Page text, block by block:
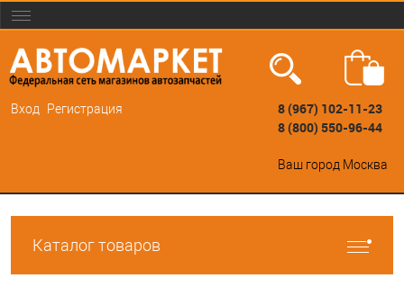
Вход Регистрация
8 (967) 102-11-23
8 (800) 550-96-44
Ваш город Москва
Каталог товаров